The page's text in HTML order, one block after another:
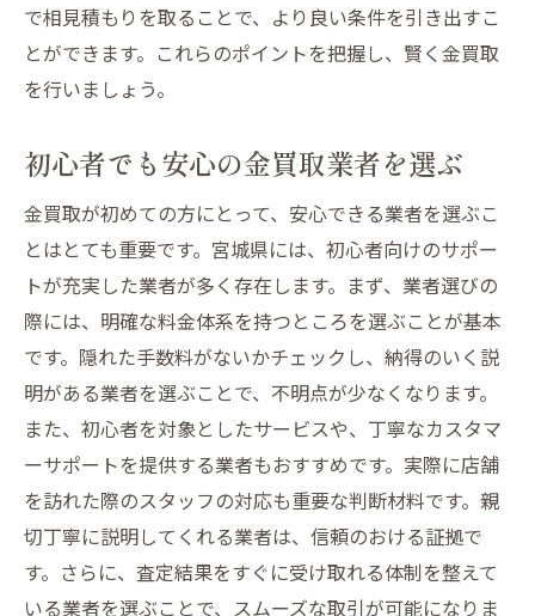
で相見積もりを取ることで、より良い条件を引き出すこ
とができます。これらのポイントを把握し、賢く金買取
を行いましょう。
初心者でも安心の金買取業者を選ぶ
金買取が初めての方にとって、安心できる業者を選ぶこ
とはとても重要です。宮城県には、初心者向けのサポー
トが充実した業者が多く存在します。まず、業者選びの
際には、明確な料金体系を持つところを選ぶことが基本
です。隠れた手数料がないかチェックし、納得のいく説
明がある業者を選ぶことで、不明点が少なくなります。
また、初心者を対象としたサービスや、丁寧なカスタマ
ーサポートを提供する業者もおすすめです。実際に店舗
を訪れた際のスタッフの対応も重要な判断材料です。親
切丁寧に説明してくれる業者は、信頼のおける証拠で
す。さらに、査定結果をすぐに受け取れる体制を整えて
いる業者を選ぶことで、スムーズな取引が可能になりま